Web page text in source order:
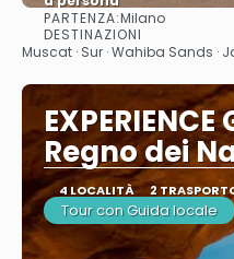
PARTENZA:Milano
DESTINAZIONI
Muscat · Sur · Wahiba Sands ·
Regno dei
4 LOCALITÀ 2
Tour con Guida locale